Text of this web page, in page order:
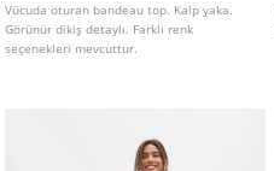
Vücuda oturan bandeau top. Kalp yaka.
Görünür dikiş detaylı. Farklı renk
seçenekleri mevcuttur.